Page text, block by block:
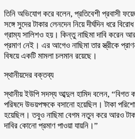
তিনি অভিযোগ করে বলেন, প্রতিবেশী প্রবাসী
সঙ্গে সুদের টাকার লেনদেন নিয়ে দীর্ঘদিন ধরে
গ্রাম্য সালিশও হয়। কিন্তু নাছিমা দাবি করেন
প্রমাণ নেই। এর আগেও নাছিমা তার স্ত্রীকে
বিষয়ে একটি মামলা চলমান রয়েছে।
স্থানীয়দের বক্তব্য
স্থানীয় ইউপি সদস্য আব্দুল হামিদ বলেন, “বিগত
পরিষদে উভয়পক্ষকে বসানো হয়েছিল। টাকা
হয়েছিল। তবুও নাছিমা বেগম নতুন করে আরও
দাবির কোনো প্রমাণ পাওয়া যায়নি।”